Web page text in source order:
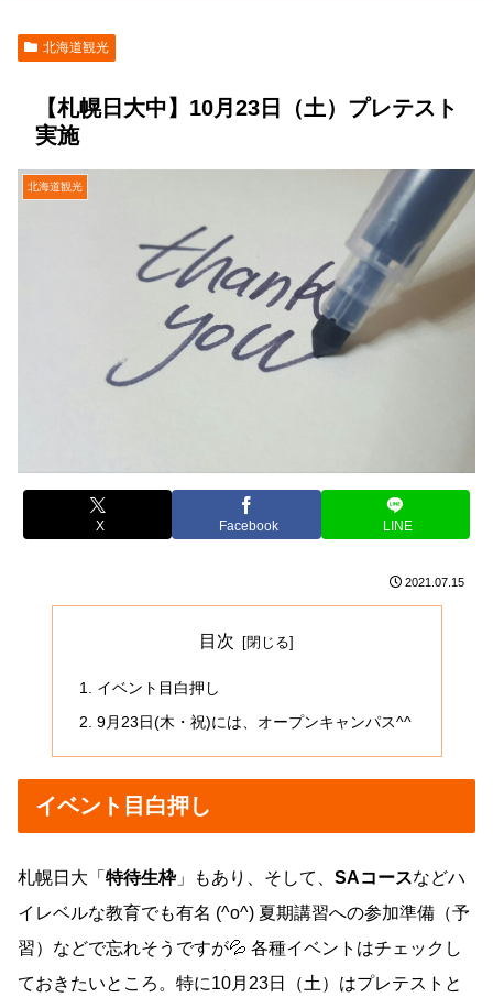
北海道観光
【札幌日大中】10月23日（土）プレテスト
実施
北海道観光
X Facebook LINE
2021.07.15
目次
イベント目白押し
9月23日(木・祝)には、オープンキャンパス^^
イベント目白押し
札幌日大「 特待生枠」もあり、そして、 SAコースなどハ
イレベルな教育でも有名 (^o^) 夏期講習への参加準備（予
習）などで忘れそうですが💦 各種イベントはチェックし
ておきたいところ。特に10月23日（土）はプレテストと